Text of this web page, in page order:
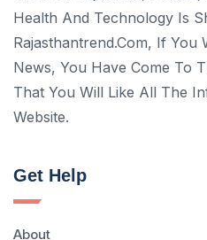
Health And Technology Is
Rajasthantrend.com, If You
News, You Have Come To
That You Will Like All The
Website.
Get Help
About